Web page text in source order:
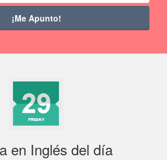
en Inglés del día